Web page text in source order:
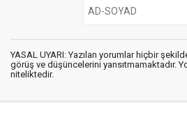
YASAL UYARI: Yazılan yorumlar hiçbir
görüş ve düşüncelerini yansıtmamaktadır.
niteliktedir.